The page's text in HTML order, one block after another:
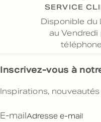
SERVICE
Disponible du
au Vendredi
téléphone
Inscrivez-vous à
Inspirations,
E-mail